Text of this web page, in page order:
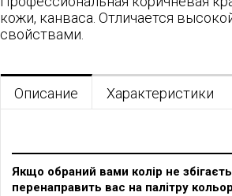
кожи, канваса. Отличается
свойствами.
Описание Характеристики
Якщо обраний вами колір не
перенаправить вас на палітру